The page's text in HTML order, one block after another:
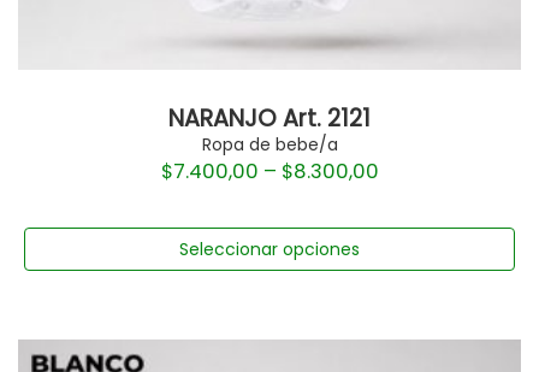
NARANJO Art. 2121
Ropa de bebe/a
$7.400,00 – $8.300,00
Seleccionar opciones